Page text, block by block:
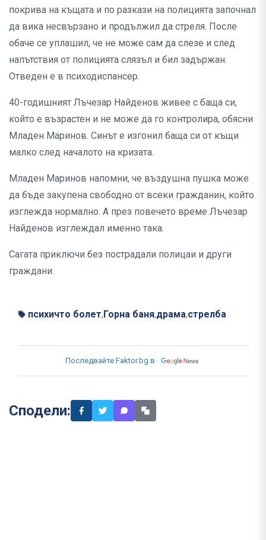
покрива на къщата и по разкази на полицията започнал
да вика несвързано и продължил да стреля. После
обаче се уплашил, че не може сам да слезе и след
напътствия от полицията слязъл и бил задържан.
Отведен е в психодиспансер.
40-годишният Лъчезар Найденов живее с баща си,
който е възрастен и не може да го контролира, обясни
Младен Маринов. Синът е изгонил баща си от къщи
малко след началото на кризата.
Младен Маринов напомни, че въздушна пушка може
да бъде закупена свободно от всеки гражданин, който
изглежда нормално. А през повечето време Лъчезар
Найденов изглеждал именно така.
Сагата приключи без пострадали полицаи и други
граждани.
психичто болет, Горна баня,драма,стрелба
Последвайте Faktor.bg в
Сподели: